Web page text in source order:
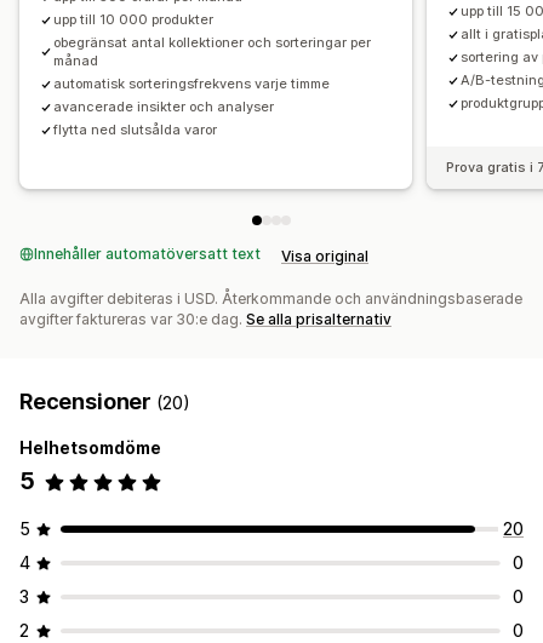
upp till 10 000 produkter
obegränsat antal kollektioner och sorteringar per
månad
automatisk sorteringsfrekvens varje timme
avancerade insikter och analyser
flytta ned slutsålda varor
upp till 15
allt i
sortering
A/B-
Prova gratis i
Innehåller automatöversatt text Visa original
Alla avgifter debiteras i USD. Återkommande och användningsbaserade
avgifter faktureras var 30:e dag. Se alla prisalternativ
Recensioner (20)
Helhetsomdöme
5
5
20
4
0
3
0
2
0